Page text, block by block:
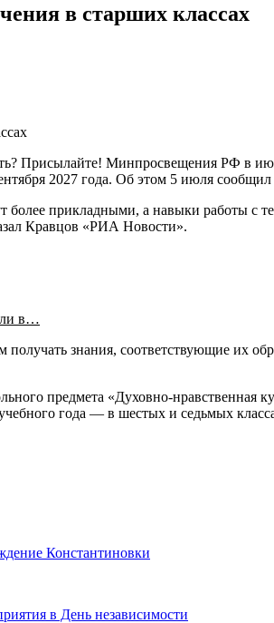
в старших классах
Присылайте! Минпросвещения РФ в
2027 года. Об этом 5 июля
прикладными, а навыки работы с
Кравцов «РИА Новости».
в…
знания, соответствующие их
предмета «Духовно-нравственная
года — в шестых и седьмых
Константиновки
в День независимости